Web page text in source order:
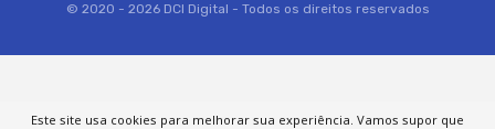
© 2020 - 2026 DCI Digital - Todos os direitos reservados
Este site usa cookies para melhorar sua experiência. Vamos supor que